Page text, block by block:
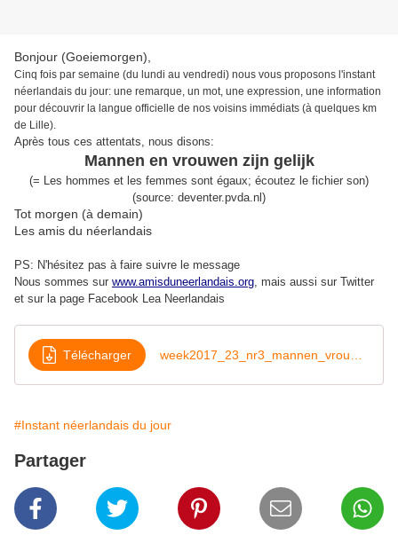
Bonjour (Goeiemorgen),
Cinq fois par semaine (du lundi au vendredi) nous vous proposons l'instant
néerlandais du jour: une remarque, un mot, une expression, une information
pour découvrir la langue officielle de nos voisins immédiats (à quelques km
de Lille).
Après tous ces attentats, nous disons:
Mannen en vrouwen zijn gelijk
(= Les hommes et les femmes sont égaux; écoutez le fichier son)
(source: deventer.pvda.nl)
Tot morgen (à demain)
Les amis du néerlandais
PS: N'hésitez pas à faire suivre le message
Nous sommes sur www.amisduneerlandais.org, mais aussi sur Twitter
et sur la page Facebook Lea Neerlandais
Télécharger
#Instant néerlandais du jour
Partager